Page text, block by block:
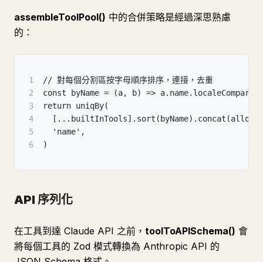
assembleToolPool() 中的合併策略是經過深思熟慮
的：
1
// 對每個分割區按字母順序排序，連接，去重
2
const byName = (a, b) =>
3
return uniqBy(
4
5
  'name',
6
)
API 序列化
在工具到達 Claude API 之前， toolToAPISchema() 會
將每個工具的 Zod 模式轉換為 Anthropic API 的